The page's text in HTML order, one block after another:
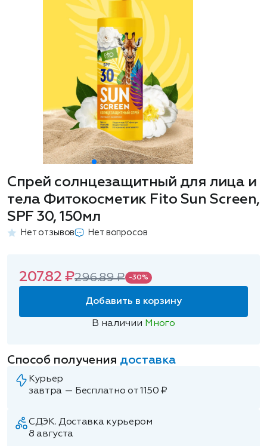
Спрей солнцезащитный для лица и
тела Фитокосметик Fito Sun Screen,
SPF 30, 150мл
Нет отзывов Нет вопросов
207.82 ₽296.89 ₽ -30%
Добавить в корзину
В наличии Много
Способ получения доставка
Курьер
завтра — Бесплатно от 1150 ₽
СДЭК. Доставка курьером
8 августа